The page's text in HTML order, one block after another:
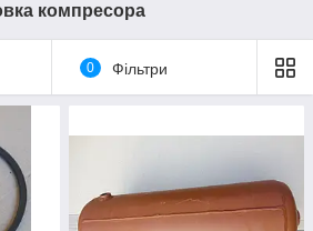
компресора
0 Фільтри